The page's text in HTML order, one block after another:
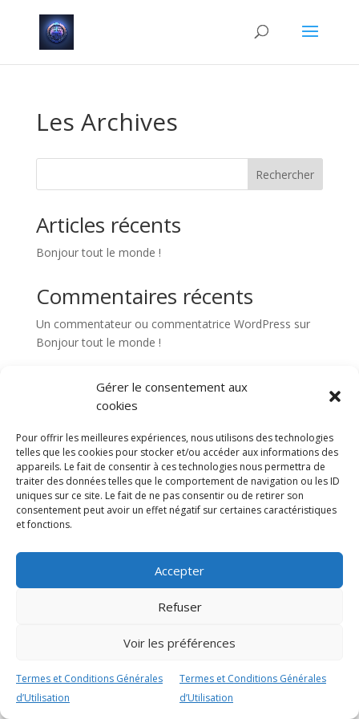
Gérer le consentement aux
cookies
Pour offrir les meilleures expériences, nous utilisons des technologies
telles que les cookies pour stocker et/ou accéder aux informations des
appareils. Le fait de consentir à ces technologies nous permettra de
traiter des données telles que le comportement de navigation ou les ID
uniques sur ce site. Le fait de ne pas consentir ou de retirer son
consentement peut avoir un effet négatif sur certaines caractéristiques
et fonctions.
Accepter
Refuser
Voir les préférences
Termes et Conditions Générales
d’Utilisation
Termes et Conditions Générales
d’Utilisation
Les Archives
Rechercher
Articles récents
Bonjour tout le monde !
Commentaires récents
Un commentateur ou commentatrice WordPress sur
Bonjour tout le monde !
Politique de cookies (UE)
Mentions légales